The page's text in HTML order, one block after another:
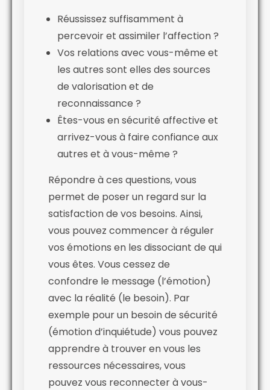
Réussissez suffisamment à
percevoir et assimiler l’affection ?
Vos relations avec vous-même et
les autres sont elles des sources
de valorisation et de
reconnaissance ?
Êtes-vous en sécurité affective et
arrivez-vous à faire confiance aux
autres et à vous-même ?
Répondre à ces questions, vous
permet de poser un regard sur la
satisfaction de vos besoins. Ainsi,
vous pouvez commencer à réguler
vos émotions en les dissociant de qui
vous êtes. Vous cessez de
confondre le message (l’émotion)
avec la réalité (le besoin). Par
exemple pour un besoin de sécurité
(émotion d’inquiétude) vous pouvez
apprendre à trouver en vous les
ressources nécessaires, vous
pouvez vous reconnecter à vous-